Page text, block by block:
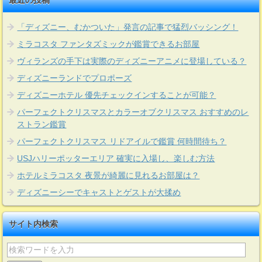
「ディズニー、むかついた」発言の記事で猛烈バッシング！
ミラコスタ ファンタズミックが鑑賞できるお部屋
ヴィランズの手下は実際のディズニーアニメに登場している？
ディズニーランドでプロポーズ
ディズニーホテル 優先チェックインすることが可能？
パーフェクトクリスマスとカラーオブクリスマス おすすめのレ
ストラン鑑賞
パーフェクトクリスマス リドアイルで鑑賞 何時間待ち？
USJハリーポッターエリア 確実に入場し、楽しむ方法
ホテルミラコスタ 夜景が綺麗に見れるお部屋は？
ディズニーシーでキャストとゲストが大揉め
サイト内検索